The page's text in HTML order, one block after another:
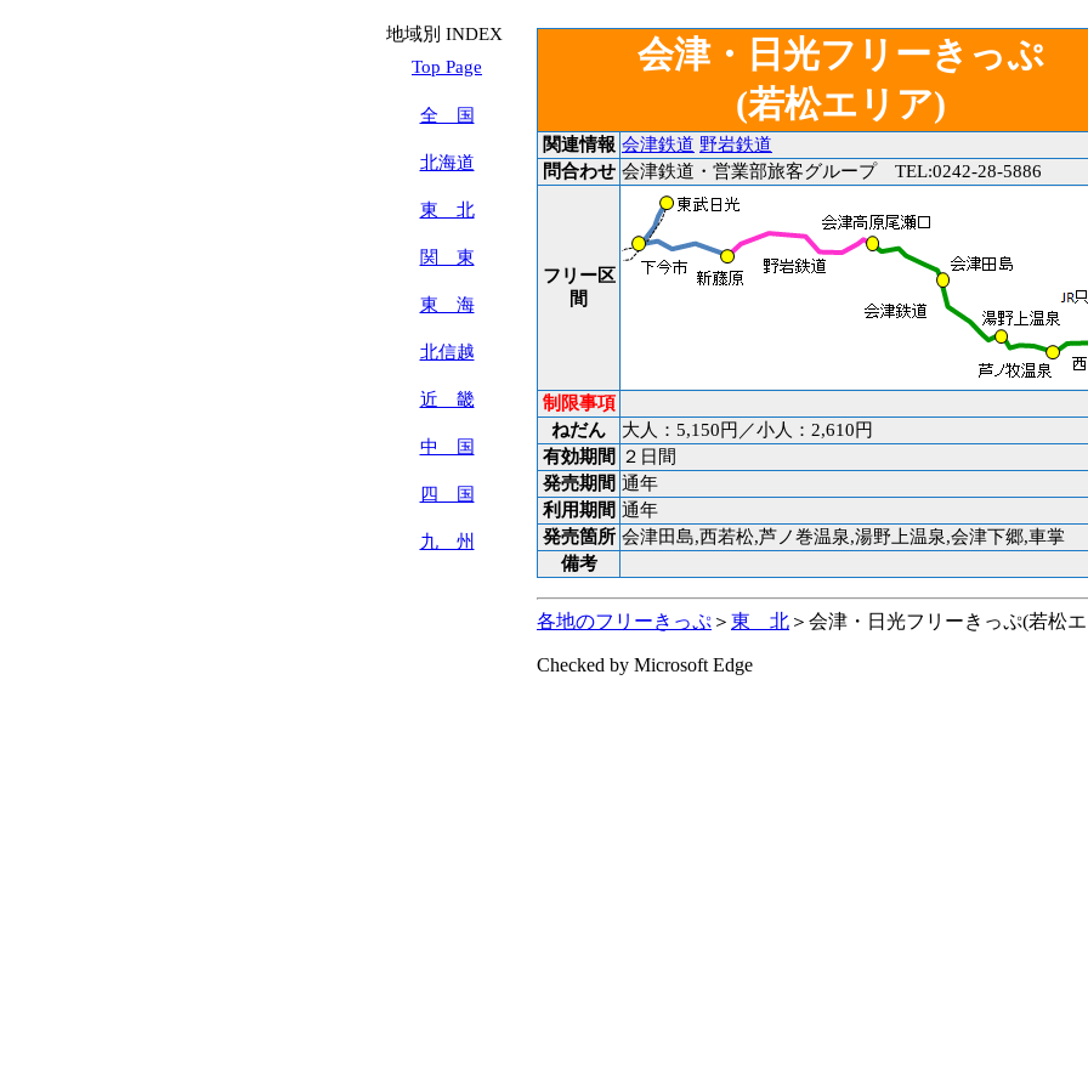
地域別 INDEX
Top Page
全 国
北海道
東 北
関 東
東 海
北信越
近 畿
中 国
四 国
九 州
会津・日光フリーきっぷ
(若松エリア)
関連情報 会津鉄道 野岩鉄道
問合わせ 会津鉄道・営業部旅客グループ TEL:0242-28-5886
フリー区
間
制限事項
ねだん
大人：5,150円／小人：2,610円
有効期間
２日間
発売期間 通年
利用期間 通年
発売箇所 会津田島,西若松,芦ノ巻温泉,湯野上温泉,会津下郷,車掌
備考
各地のフリーきっぷ ＞ 東 北 ＞会津・日光フリーきっぷ(若松
Checked by Microsoft Edge